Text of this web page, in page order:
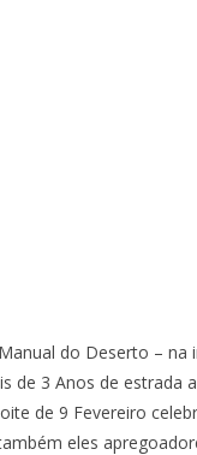
do Deserto –
de 3 Anos de estrada
de 9 Fevereiro
eles